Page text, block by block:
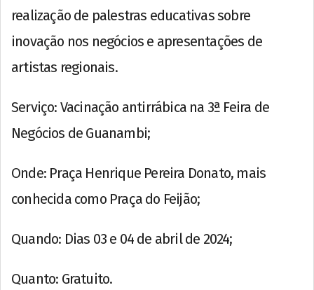
realização de palestras educativas sobre
inovação nos negócios e apresentações de
artistas regionais.
Serviço: Vacinação antirrábica na 3ª Feira de
Negócios de Guanambi;
Onde: Praça Henrique Pereira Donato, mais
conhecida como Praça do Feijão;
Quando: Dias 03 e 04 de abril de 2024;
Quanto: Gratuito.